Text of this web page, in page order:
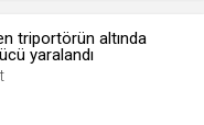
triportörün altında
yaralandı